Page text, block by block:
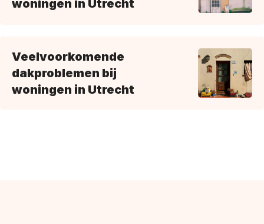
woningen in Utrecht
Veelvoorkomende
dakproblemen bij
woningen in Utrecht